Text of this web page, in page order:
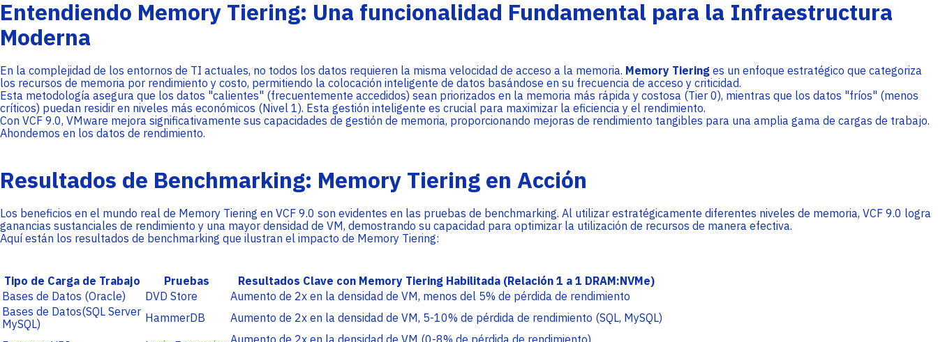
Entendiendo Memory Tiering: Una funcionalidad Fundamental para la Infraestructura
Moderna
En la complejidad de los entornos de TI actuales, no todos los datos requieren la misma velocidad de acceso a la memoria. Memory Tiering es un enfoque estratégico que categoriza
los recursos de memoria por rendimiento y costo, permitiendo la colocación inteligente de datos basándose en su frecuencia de acceso y criticidad.
Esta metodología asegura que los datos "calientes" (frecuentemente accedidos) sean priorizados en la memoria más rápida y costosa (Tier 0), mientras que los datos "fríos" (menos
críticos) puedan residir en niveles más económicos (Nivel 1). Esta gestión inteligente es crucial para maximizar la eficiencia y el rendimiento.
Con VCF 9.0, VMware mejora significativamente sus capacidades de gestión de memoria, proporcionando mejoras de rendimiento tangibles para una amplia gama de cargas de trabajo.
Ahondemos en los datos de rendimiento.
Resultados de Benchmarking: Memory Tiering en Acción
Los beneficios en el mundo real de Memory Tiering en VCF 9.0 son evidentes en las pruebas de benchmarking. Al utilizar estratégicamente diferentes niveles de memoria, VCF 9.0 logra
ganancias sustanciales de rendimiento y una mayor densidad de VM, demostrando su capacidad para optimizar la utilización de recursos de manera efectiva.
Aquí están los resultados de benchmarking que ilustran el impacto de Memory Tiering:
Tipo de Carga de Trabajo Pruebas
Resultados Clave con Memory Tiering Habilitada (Relación 1 a 1 DRAM:NVMe)
Bases de Datos (Oracle)
DVD Store
Aumento de 2x en la densidad de VM, menos del 5% de pérdida de rendimiento
Bases de Datos(SQL Server
MySQL)
HammerDB
Aumento de 2x en la densidad de VM, 5-10% de pérdida de rendimiento (SQL, MySQL)